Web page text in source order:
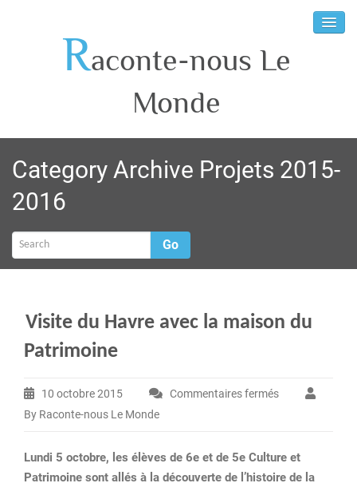
Raconte-nous Le
Monde
Category Archive Projets 2015-
2016
Go
Visite du Havre avec la maison du
Patrimoine
10 octobre 2015 Commentaires ferméssur
Havre
avec
By Raconte-nous Le Monde
Lundi 5 octobre, les élèves de 6e et de 5e Culture et
Patrimoine sont allés à la découverte de l’histoire de la